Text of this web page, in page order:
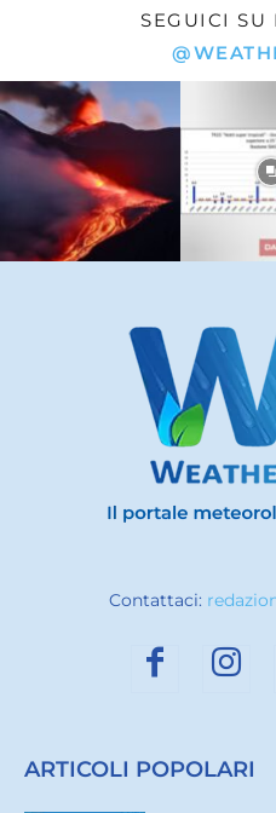
SEGUICI SU
Contattaci:
ARTICOLI POPOLARI